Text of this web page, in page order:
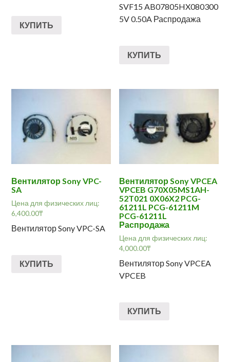
КУПИТЬ
SVF15 AB07805HX080300
5V 0.50A Распродажа
КУПИТЬ
Вентилятор Sony VPC-
SA
Цена для физических лиц:
6,400.00₸
Вентилятор Sony VPC-SA
КУПИТЬ
Вентилятор Sony VPCEA
VPCEB G70X05MS1AH-
52T021 0X06X2 PCG-
61211L PCG-61211M
PCG-61211L
Распродажа
Цена для физических лиц:
4,000.00₸
Вентилятор Sony VPCEA
VPCEB
КУПИТЬ